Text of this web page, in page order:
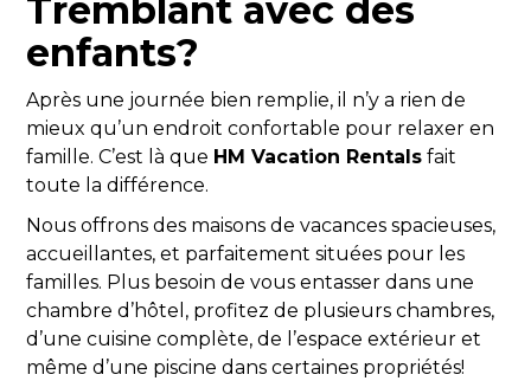
Tremblant avec des
enfants?
Après une journée bien remplie, il n’y a rien de
mieux qu’un endroit confortable pour relaxer en
famille. C’est là que HM Vacation Rentals fait
toute la différence.
Nous offrons des maisons de vacances spacieuses,
accueillantes, et parfaitement situées pour les
familles. Plus besoin de vous entasser dans une
chambre d’hôtel, profitez de plusieurs chambres,
d’une cuisine complète, de l’espace extérieur et
même d’une piscine dans certaines propriétés!